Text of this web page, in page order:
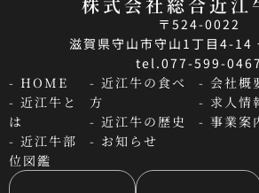
〒524-0022
滋賀県守山市守山1丁目4-14
tel.077-599-0467
- HOME
- 近江牛と
は
- 近江牛部
位図鑑
- 近江牛の食べ
方
- 近江牛の歴史
- お知らせ
- 会社概
- 求人情
- 事業案